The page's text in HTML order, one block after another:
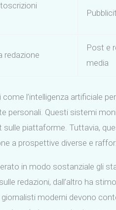
redazione
Post e
media
l’intelligenza artificiale
personali. Questi sistemi
sulle piattaforme. Tuttavia,
a prospettive diverse e
in modo sostanziale gli
redazioni, dall’altro ha
moderni devono